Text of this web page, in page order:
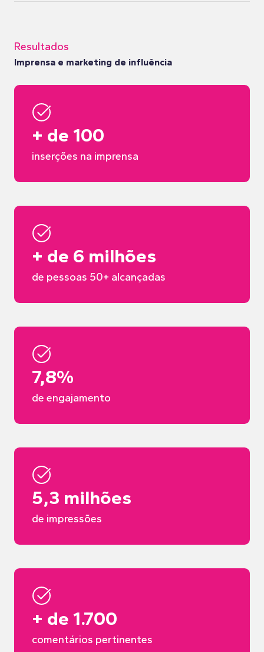
Resultados
Imprensa e marketing de influência
+ de 100
inserções na imprensa
+ de 6 milhões
de pessoas 50+ alcançadas
7,8%
de engajamento
5,3 milhões
de impressões
+ de 1.700
comentários pertinentes